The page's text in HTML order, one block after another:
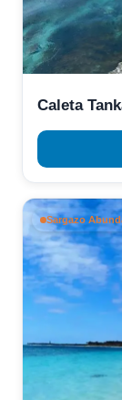
Caleta
Sargazo